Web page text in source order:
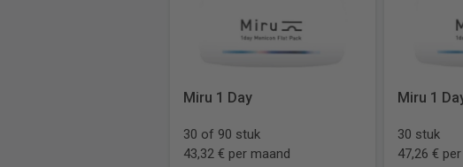
Miru 1 Day
30 of 90 stuk
43,32 € per maand
Miru 1
30 stuk
47,26 €